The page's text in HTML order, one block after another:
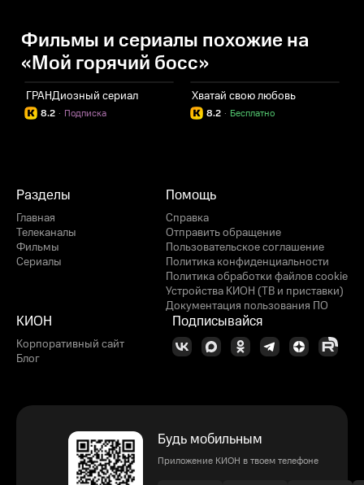
Фильмы и сериалы похожие на
«Мой горячий босс»
ГРАНДиозный сериал
8.2 Подписка
·
Хватай свою любовь
8.2 Бесплатно
·
Разделы
Главная
Телеканалы
Фильмы
Сериалы
Помощь
Справка
Отправить обращение
Пользовательское соглашение
Политика конфиденциальности
Политика обработки файлов cookie
Устройства КИОН (ТВ и приставки)
Документация пользования ПО
КИОН
Корпоративный сайт
Блог
Подписывайся
Будь мобильным
Приложение КИОН в твоем телефоне